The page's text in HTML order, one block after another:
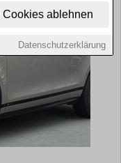
Cookies ablehnen
Datenschutzerklärung